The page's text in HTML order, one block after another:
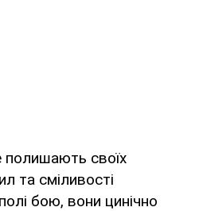
полишають своїх
та сміливості
бою, вони цинічно